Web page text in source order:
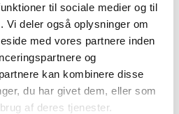
til sociale medier og til
Vi deler også oplysninger om
med vores partnere inden
og
kan kombinere disse
du har givet dem, eller som
af deres tjenester.
en krise?
for i løbet af livet, de kan
opstå pludseligt. Kriser
måder og det er meget